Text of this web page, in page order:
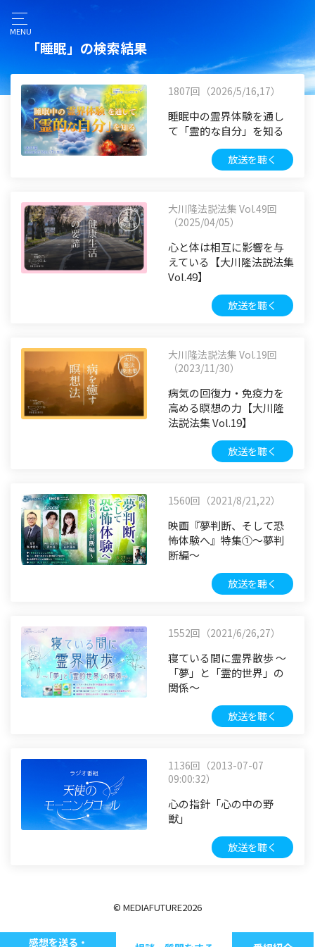
MENU
「睡眠」の検索結果
1807回（2026/5/16,17）
睡眠中の霊界体験を通し
て「霊的な自分」を知る
放送を聴く
大川隆法説法集 Vol.49回
（2025/04/05）
心と体は相互に影響を与
えている【大川隆法説法集
Vol.49】
放送を聴く
大川隆法説法集 Vol.19回
（2023/11/30）
病気の回復力・免疫力を
高める瞑想の力【大川隆
法説法集 Vol.19】
放送を聴く
1560回（2021/8/21,22）
映画『夢判断、そして恐
怖体験へ』特集①～夢判
断編～
放送を聴く
1552回（2021/6/26,27）
寝ている間に霊界散歩 ～
「夢」と「霊的世界」の
関係～
放送を聴く
1136回（2013-07-07
09:00:32）
心の指針「心の中の野
獣」
放送を聴く
© MEDIAFUTURE2026
感想を送る・